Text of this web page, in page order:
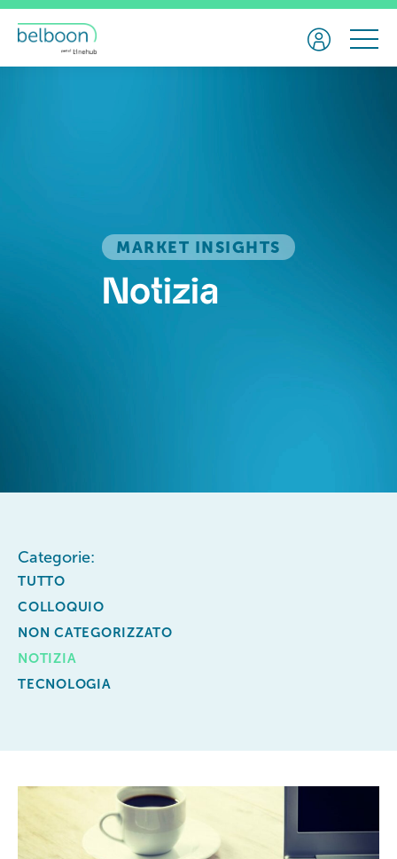
MARKET INSIGHTS
Notizia
Categorie:
TUTTO
COLLOQUIO
NON CATEGORIZZATO
NOTIZIA
TECNOLOGIA